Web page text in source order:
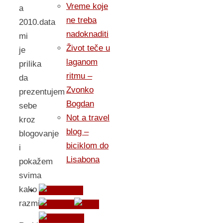
a
2010.data
mi
je
prilika
da
prezentujem
sebe
kroz
blogovanje
i
pokažem
svima
kako
razmišljam.
Vreme koje
ne treba
nadoknaditi
Život teče u
laganom
ritmu –
Zvonko
Bogdan
Not a travel
blog –
biciklom do
Lisabona